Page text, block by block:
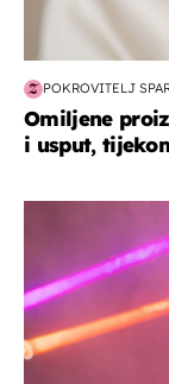
POKROVITELJ
Omiljene
i usput,